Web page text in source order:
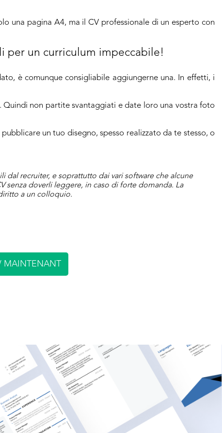
una pagina A4, ma il CV professionale di un esperto con
per un curriculum impeccabile!
è comunque consigliabile aggiungerne una. In effetti, i
non partite svantaggiati e date loro una vostra foto
un tuo disegno, spesso realizzato da te stesso, o
dal recruiter, e soprattutto dai vari software che alcune
senza doverli leggere, in caso di forte domanda. La
a un colloquio.